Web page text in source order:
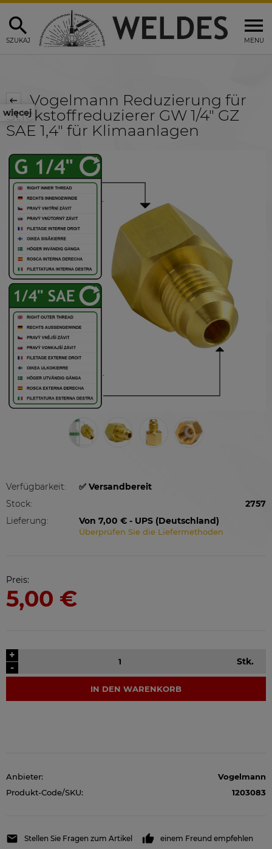
MENU
SZUKAJ
więcej
Vogelmann Reduzierung für
Stickstoffreduzierer GW 1/4" GZ
SAE 1,4" für Klimaanlagen
Verfügbarkeit:
✅ Versandbereit
Stock:
2757
Lieferung:
Von 7,00 € - UPS (Deutschland)
Überprüfen Sie die Liefermethoden
Preis:
5,00 €
-
+
Stk.
IN DEN WARENKORB
Anbieter:
Vogelmann
Produkt-Code/SKU:
1203083
Stellen Sie Fragen zum Artikel einem Freund empfehlen